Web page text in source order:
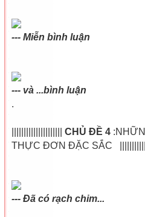
--- Miễn bình luận
--- và ...bình luận
.
CHỦ ĐỀ 4
THỰC ĐƠN ĐẶC SẮC
--- Đã có rạch chim...